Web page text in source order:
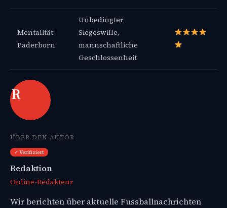
Mentalität
Paderborn
Unbedingter
Siegeswille,
mannschaftliche
Geschlossenheit
R
ÜBER DEN AUTOR
✓ Verifiziert
Redaktion
Online-Redakteur
Wir berichten über aktuelle Fussballnachrichten